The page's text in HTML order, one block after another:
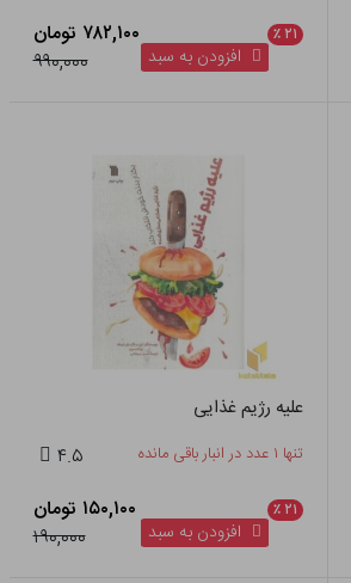
۲۱ ٪
۷۸۲,۱۰۰ تومان
۹۹۰,۰۰۰
افزودن به سبد
علیه رژیم غذایی
تنها ۱ عدد در انبار باقی مانده ۴.۵
۲۱ ٪
۱۵۰,۱۰۰ تومان
۱۹۰,۰۰۰
افزودن به سبد